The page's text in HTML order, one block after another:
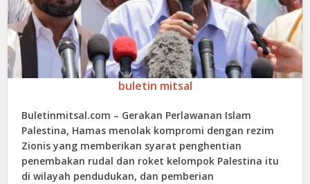
buletin mitsal
Buletinmitsal.com – Gerakan Perlawanan Islam
Palestina, Hamas menolak kompromi dengan rezim
Zionis yang memberikan syarat penghentian
penembakan rudal dan roket kelompok Palestina itu
di wilayah pendudukan, dan pemberian